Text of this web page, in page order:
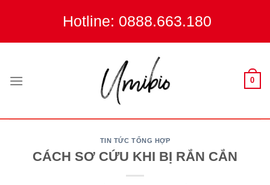
Hotline: 0888.663.180
0
TIN TỨC TỔNG HỢP
CÁCH SƠ CỨU KHI BỊ RẮN CẮN